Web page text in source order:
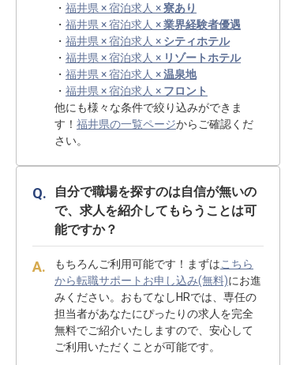
・ 福井県 × 宿泊求人 ×寮あり
・ 福井県 × 宿泊求人 ×業界経験者優遇
・ 福井県 × 宿泊求人 × シティホテル
・ 福井県 × 宿泊求人 × リゾートホテル
・ 福井県 × 宿泊求人 ×温泉地
・ 福井県 × 宿泊求人 × フロント
他にも様々な条件で絞り込みができま
す！ 福井県の一覧ページからご確認くだ
さい。
自分で職場を探すのは自信が無いの
で、求人を紹介してもらうことは可
能ですか？
もちろんご利用可能です！まずはこちら
から転職サポートお申し込み(無料)にお進
みください。おもてなしHRでは、専任の
担当者があなたにぴったりの求人を完全
無料でご紹介いたしますので、安心して
ご利用いただくことが可能です。